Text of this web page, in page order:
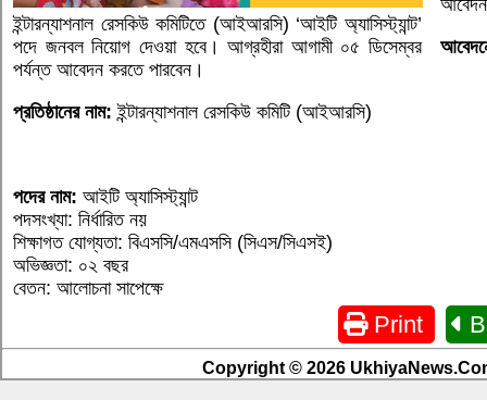
ইন্টারন্যাশনাল রেসকিউ কমিটিতে (আইআরসি) ‘আইটি অ্যাসিস্ট্যান্ট’
পদে জনবল নিয়োগ দেওয়া হবে। আগ্রহীরা আগামী ০৫ ডিসেম্বর
পর্যন্ত আবেদন করতে পারবেন।
প্রতিষ্ঠানের নাম: ইন্টারন্যাশনাল রেসকিউ কমিটি (আইআরসি)
পদের নাম: আইটি অ্যাসিস্ট্যান্ট
পদসংখ্যা: নির্ধারিত নয়
শিক্ষাগত যোগ্যতা: বিএসসি/এমএসসি (সিএস/সিএসই)
অভিজ্ঞতা: ০২ বছর
বেতন: আলোচনা সাপেক্ষে
Print
Copyright © 2026